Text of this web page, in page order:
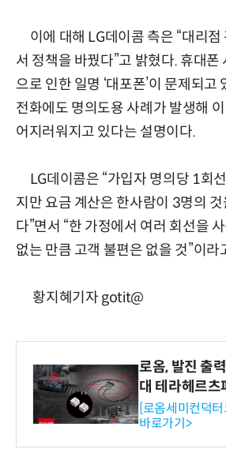
이에 대해 LG데이콤 측은 “대리점
서 정책을 바꿨다”고 밝혔다. 휴대폰
으로 인한 일명 ‘대포폰’이 문제되고
전화에도 명의도용 사례가 발생해
어지러워지고 있다는 설명이다.
LG데이콤은 “가입자 명의당 1회
지만 요금 계산은 한사람이 3명의
다”면서 “한 가정에서 여러 회선을
없는 만큼 고객 불편은 없을 것”이라
황지혜기자 gotit@
로옴, 발진 출
대 테라헤르츠
스 개발
[로옴세미컨덕
바로가기>